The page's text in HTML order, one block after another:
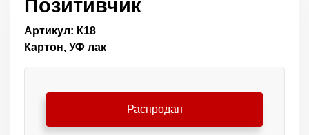
Позитивчик
Артикул: К18
Картон, УФ лак
Распродан